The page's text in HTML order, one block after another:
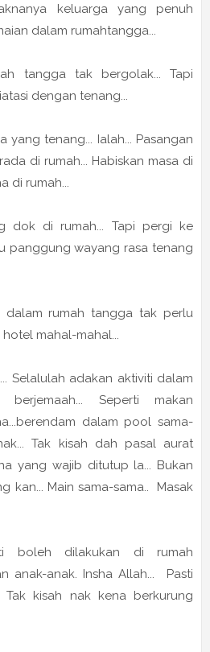
keluarga yang penuh
dalam rumahtangga...
tangga tak bergolak... Tapi
dengan tenang...
yang tenang... Ialah... Pasangan
di rumah... Habiskan masa di
di rumah...
dok di rumah... Tapi pergi ke
panggung wayang rasa tenang
dalam rumah tangga tak perlu
mahal-mahal...
Selalulah adakan aktiviti dalam
berjemaah... Seperti makan
dalam pool sama-
Tak kisah dah pasal aurat
yang wajib ditutup la... Bukan
kan... Main sama-sama.. Masak
boleh dilakukan di rumah
anak-anak. Insha Allah... Pasti
kisah nak kena berkurung